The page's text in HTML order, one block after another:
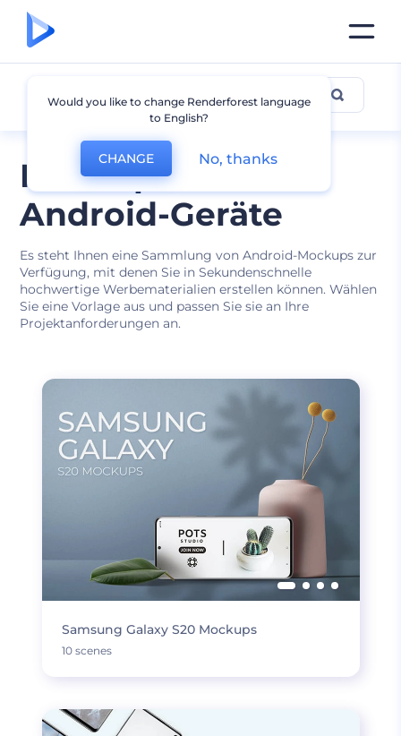
Mockups für
Android-Geräte
Es steht Ihnen eine Sammlung von Android-Mockups zur
Verfügung, mit denen Sie in Sekundenschnelle
hochwertige Werbematerialien erstellen können. Wählen
Sie eine Vorlage aus und passen Sie sie an Ihre
Projektanforderungen an.
Android Mockup
Samsung Galaxy S20 Mockups
10 scenes
Would you like to change Renderforest language
to English?
CHANGE No, thanks